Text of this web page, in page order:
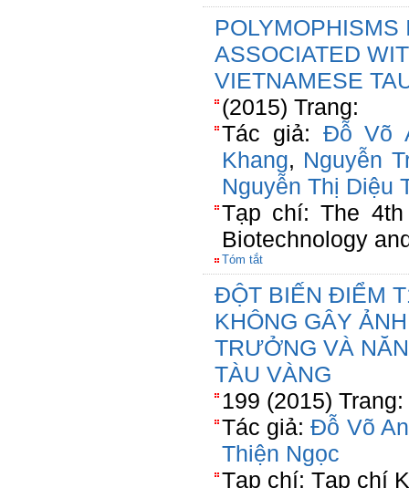
POLYMOPHISMS
ASSOCIATED
VIETNAMESE
(2015) Trang:
Tác giả: Đỗ Võ
Khang, Nguyễn
Nguyễn Thị Diệu
Tạp chí: The 4th
Biotechnology
Tóm tắt
ĐỘT BIẾN ĐIỂM
KHÔNG GÂY
TRƯỞNG VÀ
TÀU VÀNG
199 (2015)
Tác giả:Đỗ Võ
Thiện Ngọc
Tạp chí: Tạp chí